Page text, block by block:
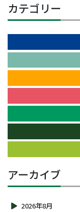
カテゴリー
アーカイブ
2026年8月